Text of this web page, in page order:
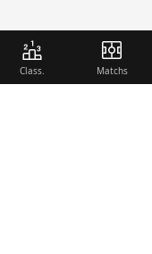
Class. Matchs